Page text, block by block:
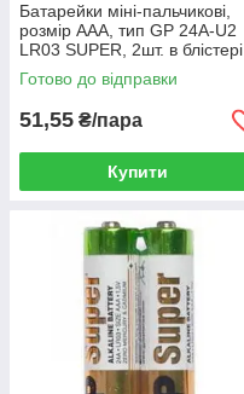
Батарейки міні-пальчикові,
розмір ААА, тип GP 24A-U2
LR03 SUPER, 2шт. в блістері
Готово до відправки
51,55 ₴/пара
Купити